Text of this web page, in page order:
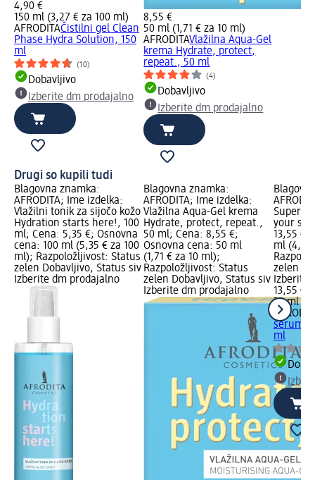
4,90 €
150 ml (3,27 € za 100 ml)
AFRODITAČistilni gel Clean
Phase Hydra Solution, 150
ml
(10)
Dobavljivo
Izberite dm prodajalno
8,55 €
50 ml (1,71 € za 10 ml)
AFRODITAVlažilna Aqua-Gel
krema Hydrate, protect,
repeat., 50 ml
(4)
Dobavljivo
Izberite dm prodajalno
Drugi so kupili tudi
Blagovna znamka:
AFRODITA; Ime izdelka:
Vlažilni tonik za sijočo kožo
Hydration starts here!, 100
ml; Cena: 5,35 €; Osnovna
cena: 100 ml (5,35 € za 100
ml); Razpoložljivost: Status
zelen Dobavljivo, Status siv
Izberite dm prodajalno
Blagovna znamka:
AFRODITA; Ime izdelka:
Vlažilna Aqua-Gel krema
Hydrate, protect, repeat.,
50 ml; Cena: 8,55 €;
Osnovna cena: 50 ml
(1,71 € za 10 ml);
Razpoložljivost: Status
zelen Dobavljivo, Status siv
Izberite dm prodajalno
Super
your
13,55 €;
ml (4,52
zelen
Izberite
13,55 €
30 ml
serum
ml